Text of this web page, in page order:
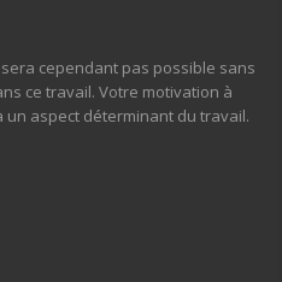
cependant pas possible sans
ce travail. Votre motivation à
aspect déterminant du travail.